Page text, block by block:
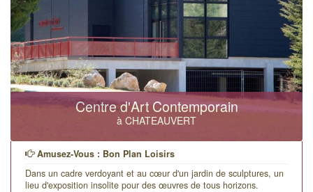
Centre d'Art Contemporain
à CHATEAUVERT
Amusez-Vous : Bon Plan Loisirs
Dans un cadre verdoyant et au cœur d'un jardin de sculptures, un
lieu d'exposition insolite pour des œuvres de tous horizons.